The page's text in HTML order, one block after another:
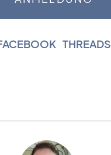
THREADS